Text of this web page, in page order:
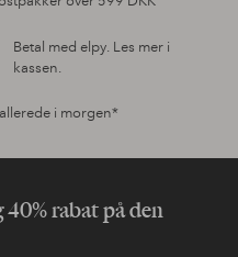
Betal med elpy. Les mer i
kassen.
i morgen*
rabat på den